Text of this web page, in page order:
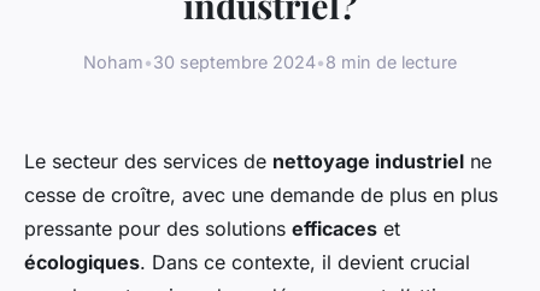
Noham•30 septembre 2024•8 min de lecture
Le secteur des services de nettoyage industriel ne
cesse de croître, avec une demande de plus en plus
pressante pour des solutions efficaces et
écologiques. Dans ce contexte, il devient crucial